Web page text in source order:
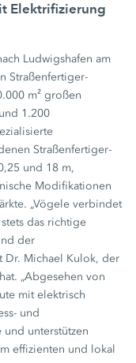
Elektrifizierung
Ludwigshafen am
Straßenfertiger-
m² großen
1.200
Straßenfertiger-
und 18 m,
Modifikationen
„Vögele verbindet
das richtige
der
Dr. Michael Kulok, der
„Abgesehen von
mit elektrisch
und
unterstützen
effizienten und lokal